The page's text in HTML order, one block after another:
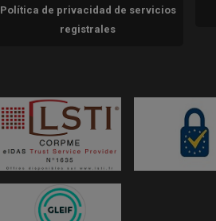
Política de privacidad de servicios
registrales